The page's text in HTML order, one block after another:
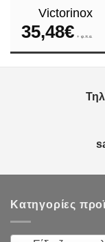
Victorinox
35,48€ + φ.π.α.
Κατηγορίες